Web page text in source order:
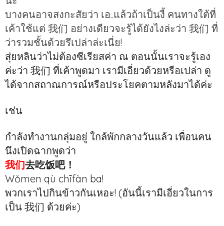
บางคนอาจสงกะสัยว่า เอ..แล้วถ้าเป็นงี้ คนทางใต้ที่
เค้าใช้แต่ 我们 อย่างเดียวจะรู้ได้ยังไงล่ะว่า 我们 ที่
ว่ารวมชั้นด้วยรึเปล่าล่ะเนี่ย!
สุ่ยหลินว่าไม่ต้องซีเรียสค่า ณ ตอนนั้นเราจะรู้เอง
ค่ะว่า 我们 ที่เค้าพูดมา เรามีเอี่ยวด้วยหรือเปล่า ดู
ได้จากสถาณการณ์หรือประโยคตามหลังมาได้ค่ะ
เช่น
กำลังทำงานกลุ่มอยู่ ใกล้พักกลางวันแล้ว เพื่อนคน
นึงเปิดฉากพูดว่า
我们去吃饭吧！
Wǒmen qù chīfàn ba!
พวกเราไปกินข้าวกันเหอะ! (อันนี้เรามีเอี่ยวในการ
เป็น 我们 ด้วยค่ะ)